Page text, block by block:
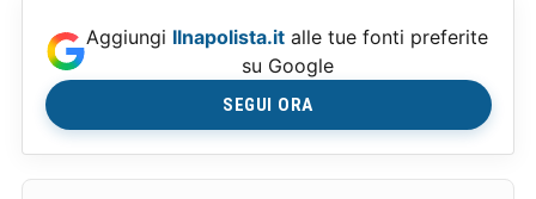
Aggiungi Ilnapolista.it alle tue fonti preferite
su Google
SEGUI ORA